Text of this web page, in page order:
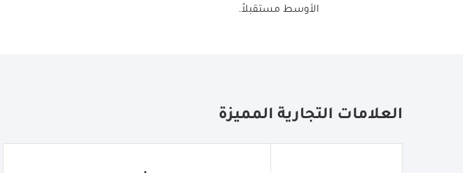
الأوسط مستقبلاً.
العلامات التجارية المميزة